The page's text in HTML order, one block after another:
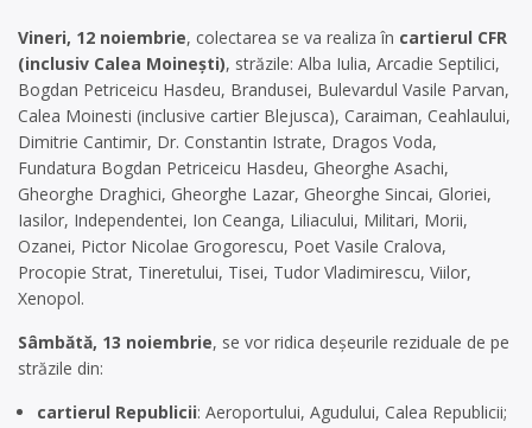
Vineri, 12 noiembrie, colectarea se va realiza în cartierul CFR
(inclusiv Calea Moinești), străzile: Alba Iulia, Arcadie Septilici,
Bogdan Petriceicu Hasdeu, Brandusei, Bulevardul Vasile Parvan,
Calea Moinesti (inclusive cartier Blejusca), Caraiman, Ceahlaului,
Dimitrie Cantimir, Dr. Constantin Istrate, Dragos Voda,
Fundatura Bogdan Petriceicu Hasdeu, Gheorghe Asachi,
Gheorghe Draghici, Gheorghe Lazar, Gheorghe Sincai, Gloriei,
Iasilor, Independentei, Ion Ceanga, Liliacului, Militari, Morii,
Ozanei, Pictor Nicolae Grogorescu, Poet Vasile Cralova,
Procopie Strat, Tineretului, Tisei, Tudor Vladimirescu, Viilor,
Xenopol.
Sâmbătă, 13 noiembrie, se vor ridica deșeurile reziduale de pe
străzile din:
cartierul Republicii: Aeroportului, Agudului, Calea Republicii;